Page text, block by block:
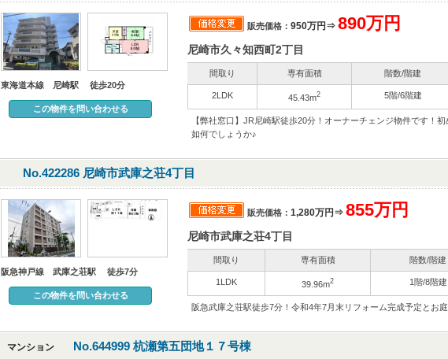
東海道本線 尼崎駅 徒歩20分
この物件を問い合わせる
販売価格： 950万円⇒ 890万円
尼崎市久々知西町2丁目
間取り 専有面積 階数/階建
2LDK 45.43m2 5階/6階建
【弊社窓口】JR尼崎駅徒歩20分！オーナーチェンジ物件です！
如何でしょうか♪
No.422286 尼崎市武庫之荘4丁目
阪急神戸線 武庫之荘駅 徒歩7分
この物件を問い合わせる
販売価格： 1,280万円⇒ 855万円
尼崎市武庫之荘4丁目
間取り 専有面積 階数/階建
1LDK 39.96m2 1階/8階建
阪急武庫之荘駅徒歩7分！令和4年7月末リフォーム完成予定とお
マンション No.644999 杭瀬第五団地１７号棟